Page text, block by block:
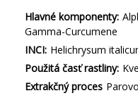
Hlavné komponenty:
Gamma-Curcumene
INCI: Helichrysum
Použitá časť rastliny:
Extrakčný proces